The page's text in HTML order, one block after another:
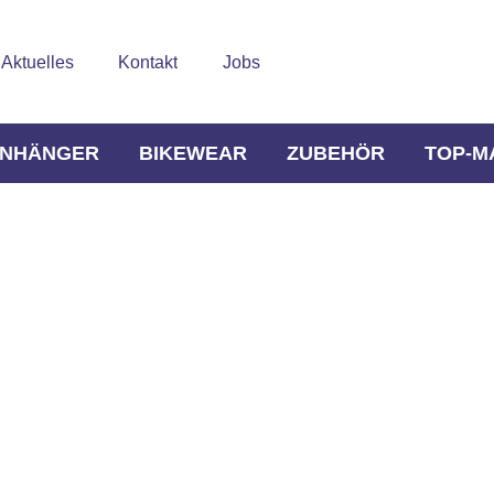
Aktuelles Kontakt Jobs
BIKEWEAR ZUBEHÖR TOP-